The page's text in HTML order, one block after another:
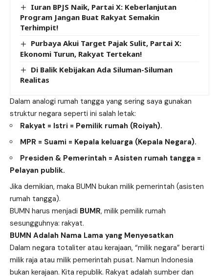
Iuran BPJS Naik, Partai X: Keberlanjutan
Program Jangan Buat Rakyat Semakin
Terhimpit!
Purbaya Akui Target Pajak Sulit, Partai X:
Ekonomi Turun, Rakyat Tertekan!
Di Balik Kebijakan Ada Siluman-Siluman
Realitas
Dalam analogi rumah tangga yang sering saya gunakan
struktur negara seperti ini salah letak:
Rakyat = Istri = Pemilik rumah (Roiyah).
MPR = Suami = Kepala keluarga (Kepala Negara).
Presiden & Pemerintah = Asisten rumah tangga =
Pelayan publik.
Jika demikian, maka BUMN bukan milik pemerintah (asisten
rumah tangga).
BUMN harus menjadi BUMR, milik pemilik rumah
sesungguhnya: rakyat.
BUMN Adalah Nama Lama yang Menyesatkan
Dalam negara totaliter atau kerajaan, “milik negara” berarti
milik raja atau milik pemerintah pusat. Namun Indonesia
bukan kerajaan. Kita republik. Rakyat adalah sumber dan